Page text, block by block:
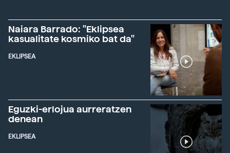
Naiara Barrado: "Eklipsea
kasualitate kosmiko bat da"
EKLIPSEA
Eguzki-erlojua aurreratzen
denean
EKLIPSEA